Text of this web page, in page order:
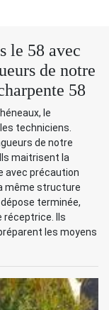
le 58 avec
de notre
58
le
techniciens.
de notre
maitrisent la
avec précaution
même structure
terminée,
réceptrice. Ils
les moyens